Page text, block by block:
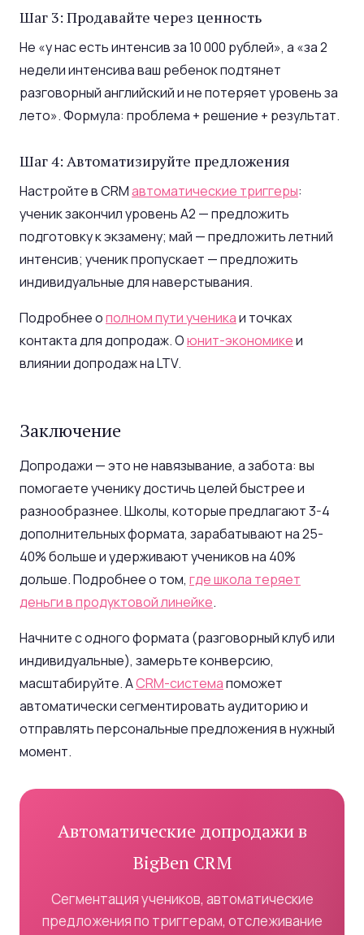
Шаг 3: Продавайте через ценность
Не «у нас есть интенсив за 10 000 рублей», а «за 2
недели интенсива ваш ребенок подтянет
разговорный английский и не потеряет уровень за
лето». Формула: проблема + решение + результат.
Шаг 4: Автоматизируйте предложения
Настройте в CRMавтоматические триггеры:
ученик закончил уровень A2 — предложить
подготовку к экзамену; май — предложить летний
интенсив; ученик пропускает — предложить
индивидуальные для наверстывания.
Подробнее ополном пути ученикаи точках
контакта для допродаж. Оюнит-экономикеи
влиянии допродаж на LTV.
Заключение
Допродажи — это не навязывание, а забота: вы
помогаете ученику достичь целей быстрее и
разнообразнее. Школы, которые предлагают 3-4
дополнительных формата, зарабатывают на 25-
40% больше и удерживают учеников на 40%
дольше. Подробнее о том, где школа теряет
деньги в продуктовой линейке.
Начните с одного формата (разговорный клуб или
индивидуальные), замерьте конверсию,
масштабируйте. АCRM-системапоможет
автоматически сегментировать аудиторию и
отправлять персональные предложения в нужный
момент.
Автоматические допродажи в
BigBen CRM
Сегментация учеников, автоматические
предложения по триггерам, отслеживание